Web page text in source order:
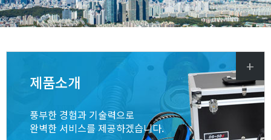
+
제품소개
풍부한 경험과 기술력으로
완벽한 서비스를 제공하겠습니다.